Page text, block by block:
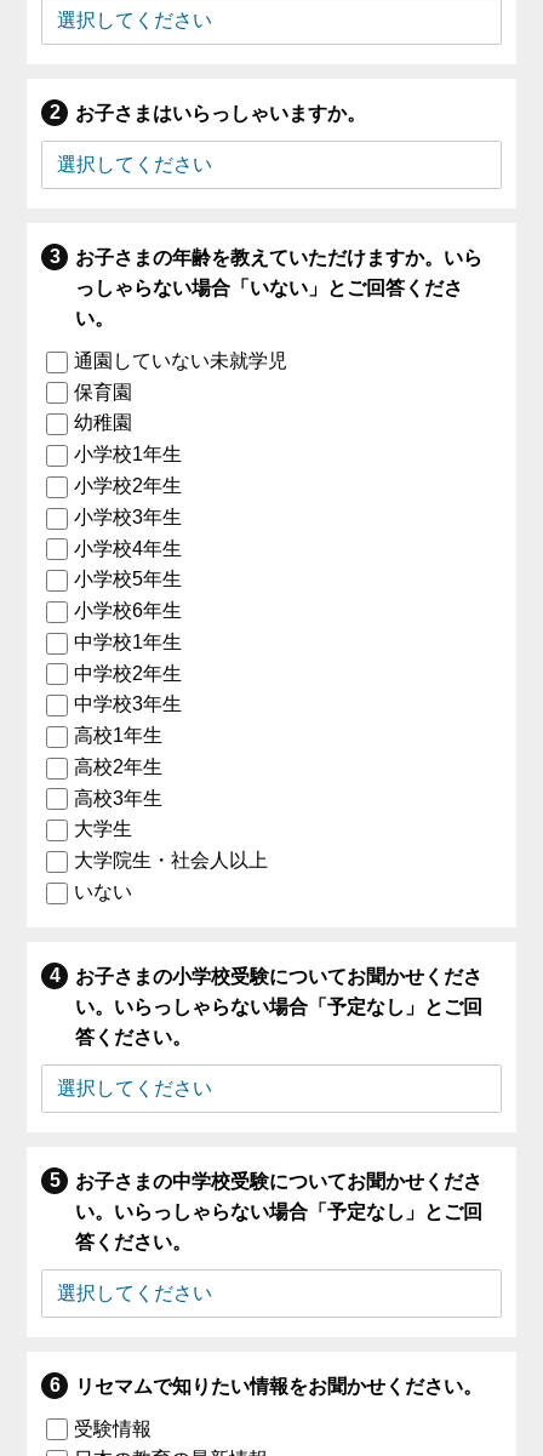
お子さまはいらっしゃいますか。
お子さまの年齢を教えていただけますか。いら
っしゃらない場合「いない」とご回答くださ
い。
通園していない未就学児
保育園
幼稚園
小学校1年生
小学校2年生
小学校3年生
小学校4年生
小学校5年生
小学校6年生
中学校1年生
中学校2年生
中学校3年生
高校1年生
高校2年生
高校3年生
大学生
大学院生・社会人以上
いない
お子さまの小学校受験についてお聞かせくださ
い。いらっしゃらない場合「予定なし」とご回
答ください。
お子さまの中学校受験についてお聞かせくださ
い。いらっしゃらない場合「予定なし」とご回
答ください。
リセマムで知りたい情報をお聞かせください。
受験情報